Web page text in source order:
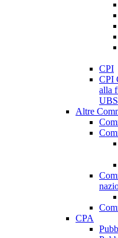
CPI
CPI
alla
UBS
Altre
CPA